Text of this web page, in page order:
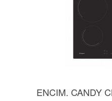
ENCIM. CANDY